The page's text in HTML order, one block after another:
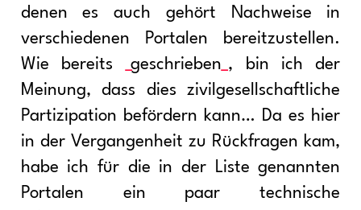
denen es auch gehört Nachweise in
verschiedenen Portalen bereitzustellen.
Wie bereits
geschrieben , bin ich der
Meinung, dass dies zivilgesellschaftliche
Partizipation befördern kann… Da es hier
in der Vergangenheit zu Rückfragen kam,
habe ich für die in der Liste genannten
Portalen ein paar technische